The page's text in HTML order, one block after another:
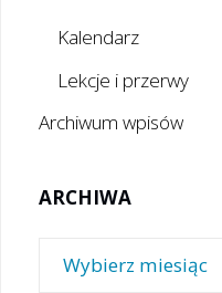
Kalendarz
Lekcje i przerwy
Archiwum wpisów
ARCHIWA